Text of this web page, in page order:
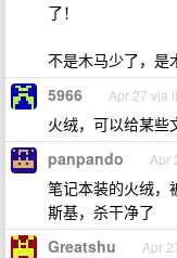
了！
不是木马少了，是
5966 Apr 27 via
火绒，可以给某些
panpando Apr
笔记本装的火绒，
斯基，杀干净了
Greatshu Apr